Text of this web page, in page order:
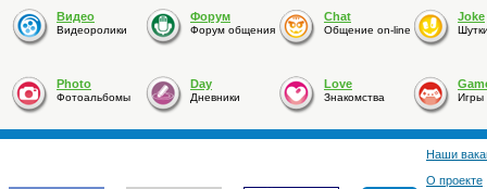
Видео
Видеоролики
Форум
Форум общения
Chat
Общение on-line
Joke
Photo
Фотоальбомы
Day
Дневники
Love
Знакомства Игры
Наши
О проекте